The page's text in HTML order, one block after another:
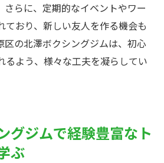
さらに、定期的なイベントやワー
ており、新しい友人を作る機会も
区の北澤ボクシングジムは、初心
るよう、様々な工夫を凝らしてい
グジムで経験豊富なト
ぶ